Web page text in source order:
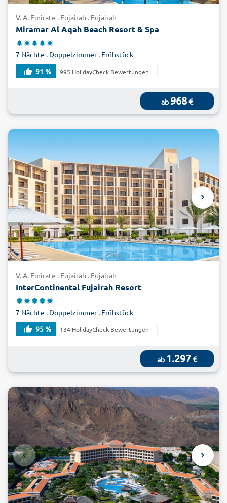
V. A. Emirate . Fujairah . Fujairah
Miramar Al Aqah Beach Resort & Spa
7 Nächte . Doppelzimmer . Frühstück
91 %
995 HolidayCheck Bewertungen
ab 968€
V. A. Emirate . Fujairah . Fujairah
InterContinental Fujairah Resort
7 Nächte . Doppelzimmer . Frühstück
95 %
134 HolidayCheck Bewertungen
ab 1.297€